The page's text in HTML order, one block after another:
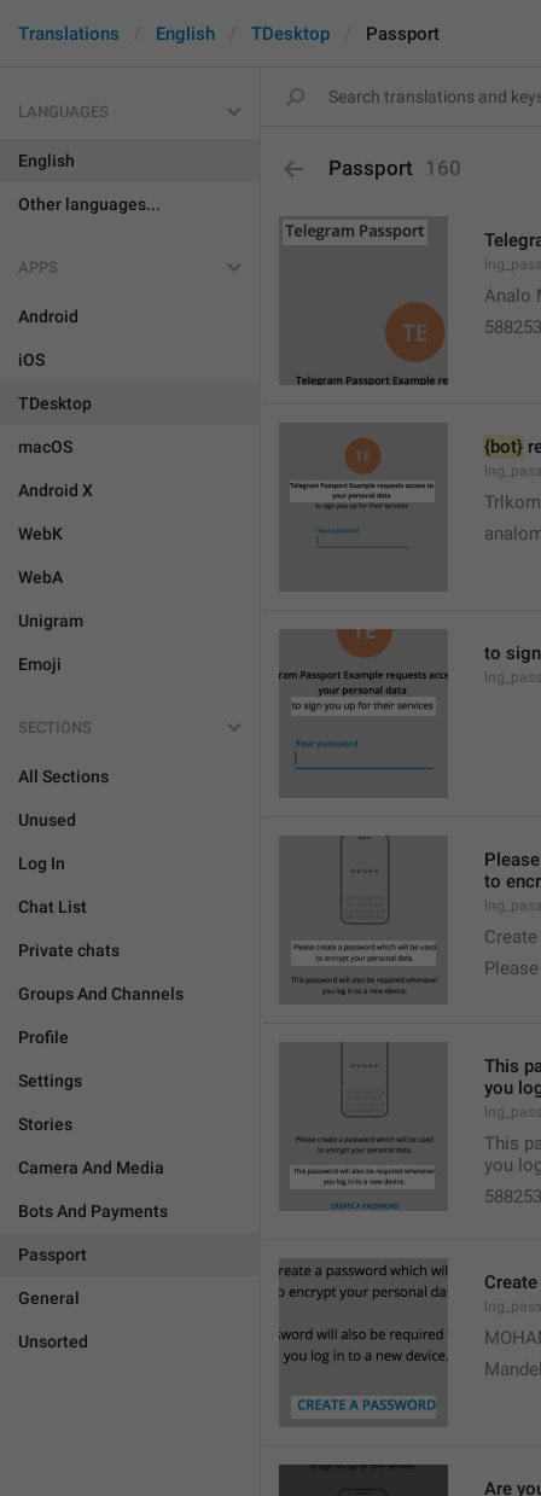
Translations English TDesktop Passport
LANGUAGES
English
Other languages...
APPS
Android
iOS
TDesktop
macOS
Android X
WebK
WebA
Unigram
Emoji
SECTIONS
All Sections
Unused
Log In
Chat List
Private chats
Groups And Channels
Profile
Settings
Stories
Camera And Media
Bots And Payments
Passport
General
Unsorted
Passport 160
Analo
{bot}
to
to
This
you
This
you
Are